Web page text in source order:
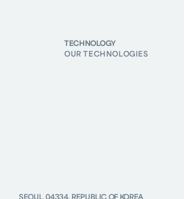
TECHNOLOGY
OUR TECHNOLOGIES